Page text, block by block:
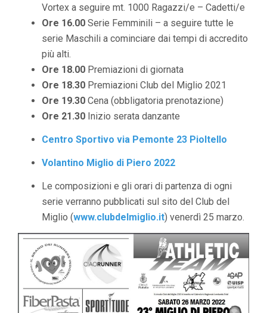
Vortex a seguire mt. 1000 Ragazzi/e – Cadetti/e
Ore 16.00 Serie Femminili – a seguire tutte le
serie Maschili a cominciare dai tempi di accredito
più alti.
Ore 18.00 Premiazioni di giornata
Ore 18.30 Premiazioni Club del Miglio 2021
Ore 19.30 Cena (obbligatoria prenotazione)
Ore 21.30 Inizio serata danzante
Centro Sportivo via Pemonte 23 Pioltello
Volantino Miglio di Piero 2022
Le composizioni e gli orari di partenza di ogni
serie verranno pubblicati sul sito del Club del
Miglio (www.clubdelmiglio.it) venerdì 25 marzo.